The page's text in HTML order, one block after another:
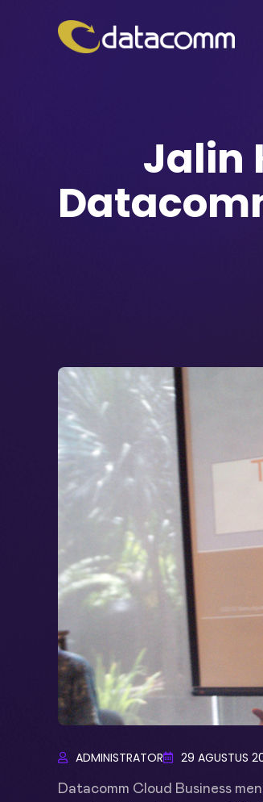
Jalin
ADMINISTRATOR 29 AGUSTUS
Datacomm Cloud Business